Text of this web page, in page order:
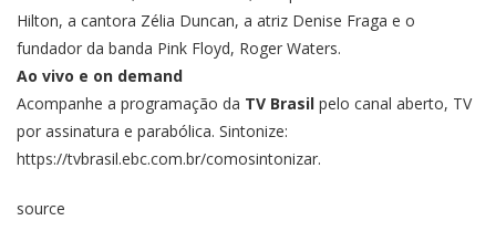
Hilton, a cantora Zélia Duncan, a atriz Denise Fraga e o
fundador da banda Pink Floyd, Roger Waters.
Ao vivo e on demand
Acompanhe a programação da TV Brasil pelo canal aberto, TV
por assinatura e parabólica. Sintonize:
https://tvbrasil.ebc.com.br/comosintonizar.
source